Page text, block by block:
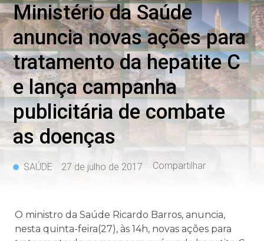
Ministério da Saúde
anuncia novas ações para
tratamento da hepatite C
e lança campanha
publicitária de combate
as doenças
SAÚDE 27 de julho de 2017 Compartilhar
O ministro da Saúde Ricardo Barros, anuncia,
nesta quinta-feira(27), às 14h, novas ações para